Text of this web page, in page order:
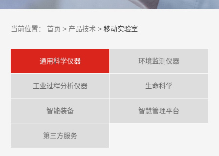
当前位置： 首页 > 产品技术 > 移动实验室
通用科学仪器 环境监测仪器
工业过程分析仪器 生命科学
智能装备 智慧管理平台
第三方服务